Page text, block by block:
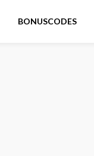
BONUSCODES